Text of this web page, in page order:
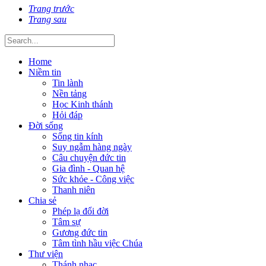
Trang trước
Trang sau
Home
Niềm tin
Tin lành
Nền tảng
Học Kinh thánh
Hỏi đáp
Đời sống
Sống tin kính
Suy ngẫm hàng ngày
Câu chuyện đức tin
Gia đình - Quan hệ
Sức khỏe - Công việc
Thanh niên
Chia sẻ
Phép lạ đổi đời
Tâm sự
Gương đức tin
Tâm tình hầu việc Chúa
Thư viện